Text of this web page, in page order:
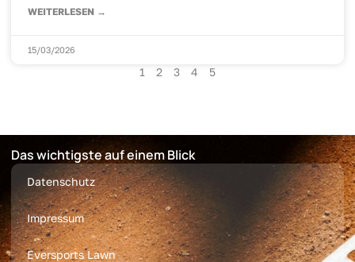
WEITERLESEN →
15/03/2026
1 2 3 4 5
Das wichtigste auf einem Blick
Datenschutz
Impressum
Eversports Lawn